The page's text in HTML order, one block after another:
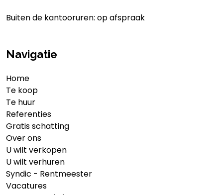
Buiten de kantooruren: op afspraak
Navigatie
Home
Te koop
Te huur
Referenties
Gratis schatting
Over ons
U wilt verkopen
U wilt verhuren
Syndic - Rentmeester
Vacatures